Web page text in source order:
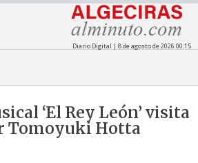
Diario Digital | 8 de agosto de 2026 00:15
‘El Rey León’ visita
Tomoyuki Hotta